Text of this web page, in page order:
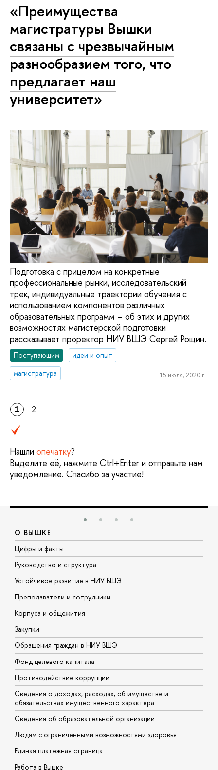
«Преимущества
магистратуры Вышки
связаны с чрезвычайным
разнообразием того, что
предлагает наш
университет»
Подготовка с прицелом на конкретные
профессиональные рынки, исследовательский
трек, индивидуальные траектории обучения с
использованием компонентов различных
образовательных программ – об этих и других
возможностях магистерской подготовки
рассказывает проректор НИУ ВШЭ Сергей Рощин.
Поступающим
идеи и опыт
магистратура
15 июля, 2020 г.
1 2
Нашли опечатку?
Выделите её, нажмите Ctrl+Enter и отправьте нам
уведомление. Спасибо за участие!
О ВЫШКЕ
Цифры и факты
Руководство и структура
Устойчивое развитие в НИУ ВШЭ
Преподаватели и сотрудники
Корпуса и общежития
Закупки
Обращения граждан в НИУ ВШЭ
Фонд целевого капитала
Противодействие коррупции
Сведения о доходах, расходах, об имуществе и
обязательствах имущественного характера
Сведения об образовательной организации
Людям с ограниченными возможностями здоровья
Единая платежная страница
Работа в Вышке